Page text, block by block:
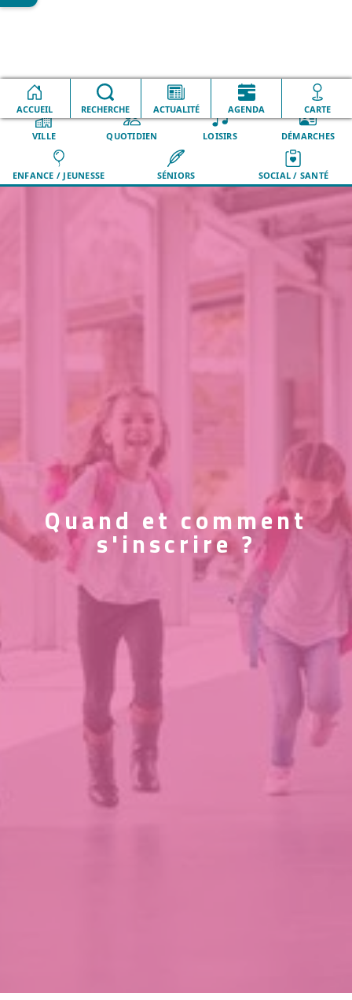
ACCUEIL RECHERCHE ACTUALITÉ AGENDA CARTE
Accueil S'inscrire et aller à
l'école
Quand et comment s'inscrire
VILLE QUOTIDIEN LOISIRS DÉMARCHES
ENFANCE / JEUNESSE SÉNIORS SOCIAL / SANTÉ
Quand et comment
s'inscrire ?